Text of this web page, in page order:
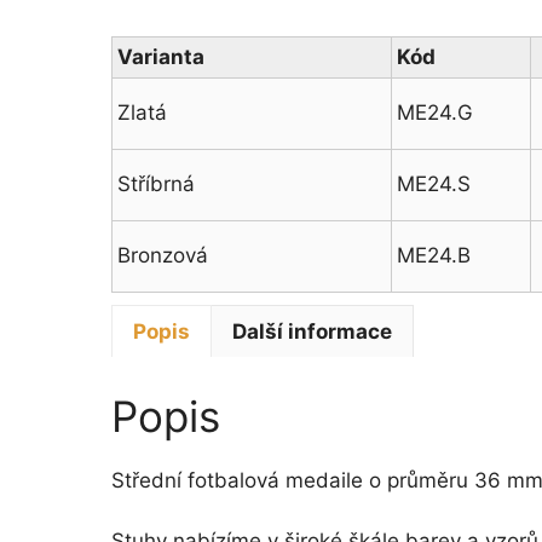
Varianta Kód
Zlatá ME24.G
Stříbrná ME24.S
Bronzová ME24.B
Popis Další informace
Popis
Střední fotbalová medaile o průměru 36